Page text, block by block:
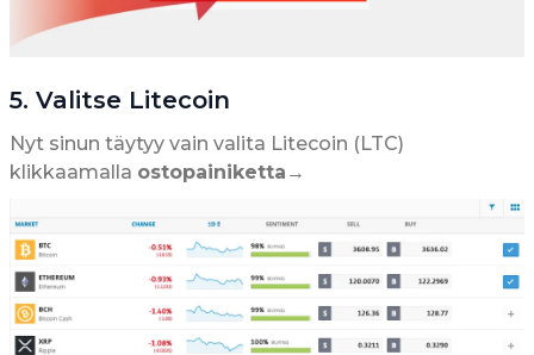
5. Valitse Litecoin
Nyt sinun täytyy vain valita Litecoin (LTC)
klikkaamalla ostopainiketta →